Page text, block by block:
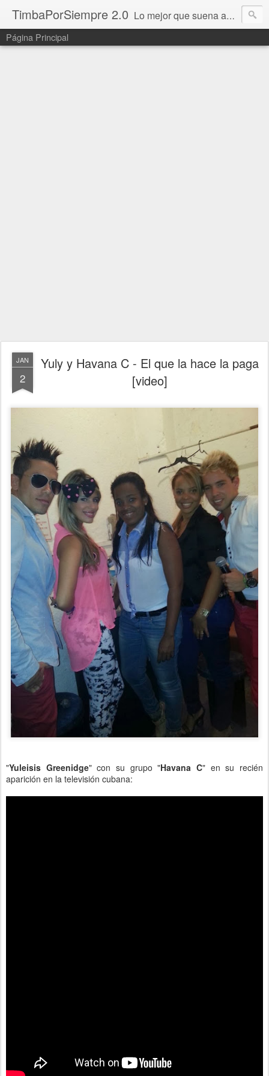
TimbaPorSiempre 2.0 Lo mejor que suena ahora!!!
Página Principal
JAN
2
Yuly y Havana C - El que la hace la paga
[video]
"Yuleisis Greenidge" con su grupo "Havana C" en su recién
aparición en la televisión cubana: